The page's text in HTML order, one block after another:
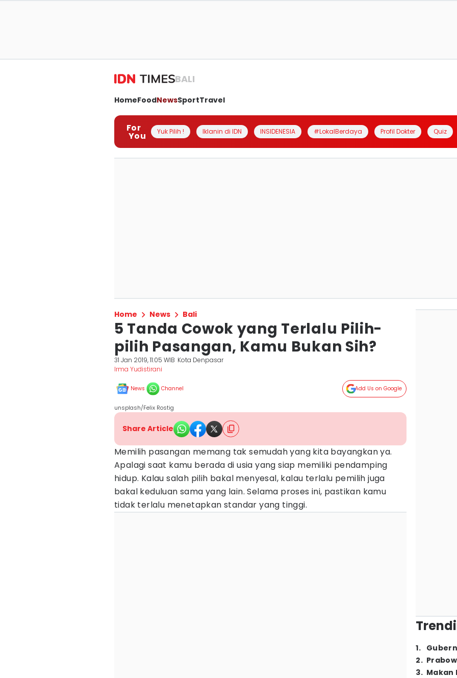
BALI
HomeFoodNewsSportTravel
For
You Yuk Pilih ! Iklanin di IDN INSIDENESIA #LokalBerdaya Profil Dokter Quiz
Home News Bali
5 Tanda Cowok yang Terlalu Pilih-
pilih Pasangan, Kamu Bukan Sih?
31 Jan 2019, 11:05 WIB Kota Denpasar
Irma Yudistirani
News Channel Add Us on Google
unsplash/Felix Rostig
Share Article
Memilih pasangan memang tak semudah yang kita bayangkan ya.
Apalagi saat kamu berada di usia yang siap memiliki pendamping
hidup. Kalau salah pilih bakal menyesal, kalau terlalu pemilih juga
bakal keduluan sama yang lain. Selama proses ini, pastikan kamu
tidak terlalu menetapkan standar yang tinggi.
1.
2.
3. Makan